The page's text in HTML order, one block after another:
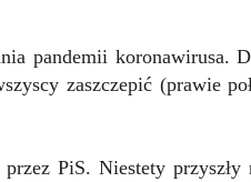
pandemii koronawirusa.
zaszczepić (prawie
PiS. Niestety